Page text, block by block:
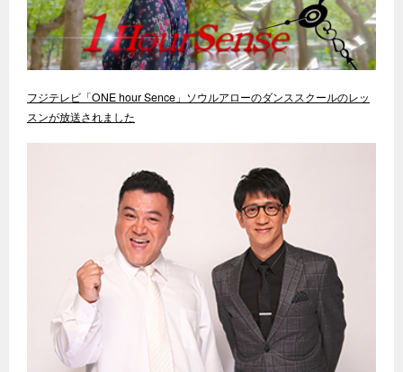
フジテレビ「ONE hour Sence」ソウルアローのダンススクールのレッ
スンが放送されました